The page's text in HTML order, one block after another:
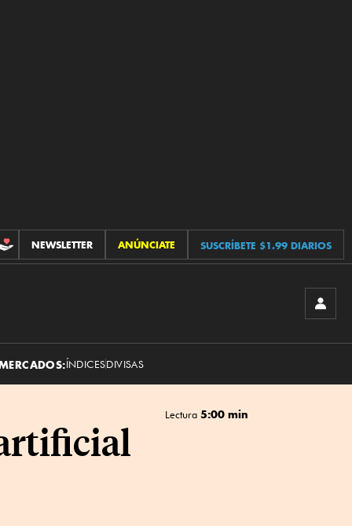
CONTRIBUCIONES
NEWSLETTER ANÚNCIATE SUSCRÍBETE $1.99 DIARIOS
ÍNDICESDIVISAS
Lectura 5:00 min